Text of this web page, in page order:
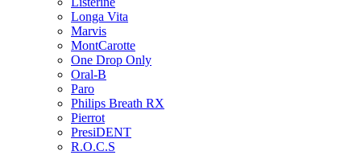
Longa Vita
Marvis
MontCarotte
One Drop Only
Oral-B
Paro
Philips Breath RX
Pierrot
PresiDENT
R.O.C.S